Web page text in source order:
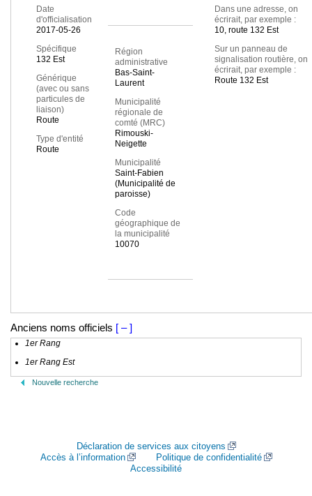
Date
d'officialisation
2017-05-26
Spécifique
132 Est
Générique
(avec ou sans
particules de
liaison)
Route
Type d'entité
Route
Région
administrative
Bas-Saint-
Laurent
Municipalité
régionale de
comté (MRC)
Rimouski-
Neigette
Municipalité
Saint-Fabien
(Municipalité de
paroisse)
Code
géographique de
la municipalité
10070
Dans une adresse, on
écrirait, par exemple :
10, route 132 Est
Sur un panneau de
signalisation routière, on
écrirait, par exemple :
Route 132 Est
Anciens noms officiels [ – ]
1er Rang
1er Rang Est
Nouvelle recherche
Déclaration de services aux citoyens
Accès à l’information
Politique de confidentialité
Accessibilité